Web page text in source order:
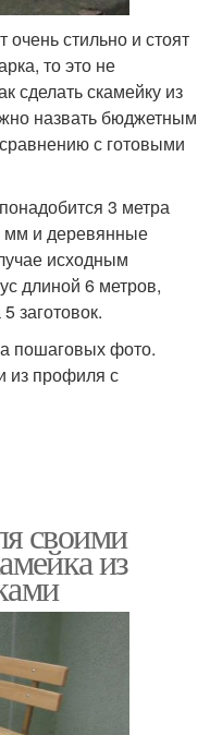
стильно и стоят
то это не
сделать скамейку из
назвать бюджетным
с готовыми
3 метра
мм и деревянные
исходным
длиной 6 метров,
заготовок.
пошаговых фото.
из профиля с
своими
из